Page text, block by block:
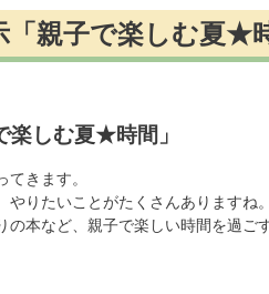
親子で楽しむ夏★
楽しむ夏★時間」
きます。
りたいことがたくさんありますね。
本など、親子で楽しい時間を過ご